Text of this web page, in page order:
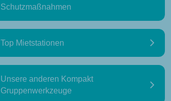
Schutzmaßnahmen
Top Mietstationen
Unsere anderen Kompakt
Gruppenwerkzeuge